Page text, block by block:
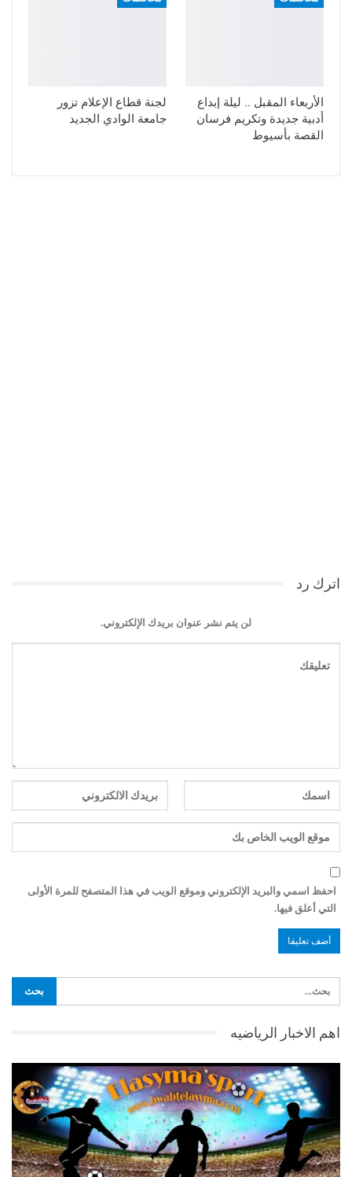
الأربعاء المقبل .. ليلة إبداع
أدبية جديدة وتكريم فرسان
القصة بأسيوط
لجنة قطاع الإعلام تزور
جامعة الوادي الجديد
اترك رد
لن يتم نشر عنوان بريدك الإلكتروني.
احفظ اسمي والبريد الإلكتروني وموقع الويب في هذا المتصفح للمرة الأولى
التي أعلق فيها.
اهم الاخبار الرياضيه